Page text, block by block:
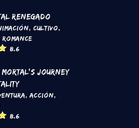
renegado
, Cultivo,
Romance
8.6
Mortal's Journey
,Acción,
8.6